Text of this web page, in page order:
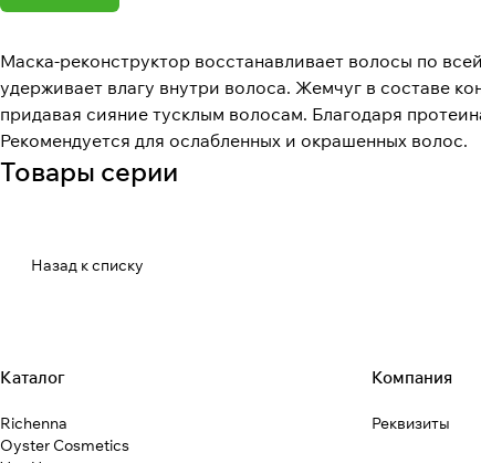
Маска-реконструктор восстанавливает волосы по
удерживает влагу внутри волоса. Жемчуг в составе
придавая сияние тусклым волосам. Благодаря
Рекомендуется для ослабленных и окрашенных волос.
Товары серии
Назад к списку
Каталог
Richenna
Oyster Cosmetics
Компания
Реквизиты